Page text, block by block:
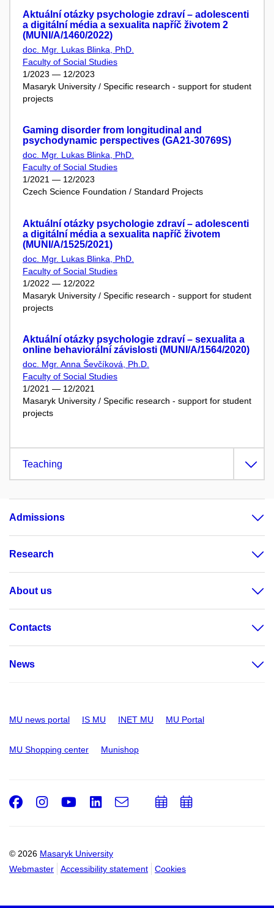
Aktuální otázky psychologie zdraví – adolescenti
a digitální média a sexualita napříč životem 2
(MUNI/A/1460/2022)
doc. Mgr. Lukas Blinka, PhD.
Faculty of Social Studies
1/2023 — 12/2023
Masaryk University / Specific research - support for student
projects
Gaming disorder from longitudinal and
psychodynamic perspectives (GA21-30769S)
doc. Mgr. Lukas Blinka, PhD.
Faculty of Social Studies
1/2021 — 12/2023
Czech Science Foundation / Standard Projects
Aktuální otázky psychologie zdraví – adolescenti
a digitální média a sexualita napříč životem
(MUNI/A/1525/2021)
doc. Mgr. Lukas Blinka, PhD.
Faculty of Social Studies
1/2022 — 12/2022
Masaryk University / Specific research - support for student
projects
Aktuální otázky psychologie zdraví – sexualita a
online behaviorální závislosti (MUNI/A/1564/2020)
doc. Mgr. Anna Ševčíková, Ph.D.
Faculty of Social Studies
1/2021 — 12/2021
Masaryk University / Specific research - support for student
projects
Teaching
Admissions
Research
About us
Contacts
News
MU news portal IS MU INET MU MU Portal
MU Shopping center Munishop
© 2026 Masaryk University
Webmaster
Accessibility statement Cookies
Facebook
Instagram
Youtube
LinkedIn
e-
AddAdd